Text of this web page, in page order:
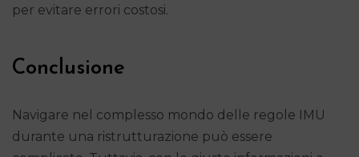
per evitare errori costosi.
Conclusione
Navigare nel complesso mondo delle regole IMU
durante una ristrutturazione può essere